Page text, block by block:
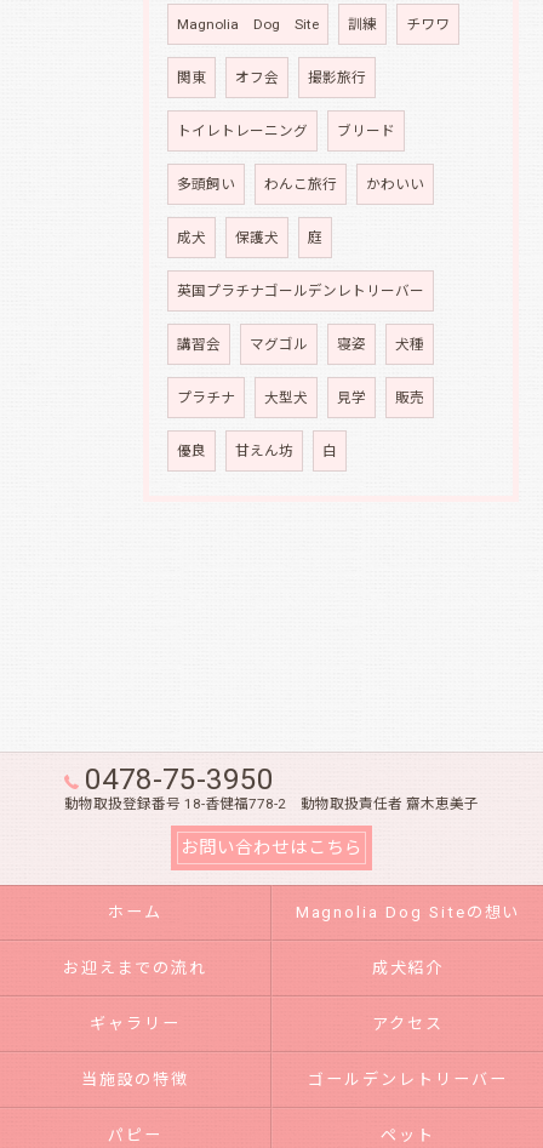
Magnolia Dog Site 訓練 チワワ
関東 オフ会 撮影旅行
トイレトレーニング ブリード
多頭飼い わんこ旅行 かわいい
成犬 保護犬 庭
英国プラチナゴールデンレトリーバー
講習会 マグゴル 寝姿 犬種
プラチナ 大型犬 見学 販売
優良 甘えん坊 白
0478-75-3950
動物取扱登録番号 18-香健福778-2 動物取扱責任者 齋木恵美子
お問い合わせはこちら
ホーム Magnolia Dog Siteの想い
お迎えまでの流れ 成犬紹介
ギャラリー アクセス
当施設の特徴 ゴールデンレトリーバー
パピー ペット